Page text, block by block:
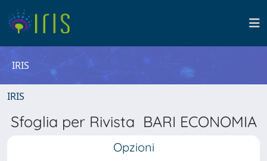
IRIS
IRIS
Sfoglia per Rivista BARI ECONOMIA
Opzioni